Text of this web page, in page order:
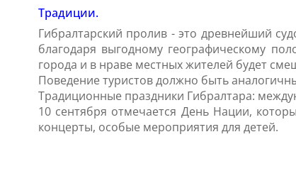
Традиции.
Гибралтарский пролив - это древнейший
благодаря выгодному географическому
города и в нраве местных жителей будет
Поведение туристов должно быть
Традиционные праздники Гибралтара:
10 сентября отмечается День Нации,
концерты, особые мероприятия для детей.